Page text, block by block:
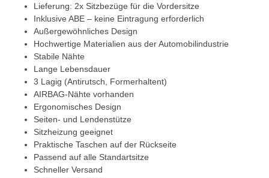
Lieferung: 2x Sitzbezüge für die Vordersitze
Inklusive ABE – keine Eintragung erforderlich
Außergewöhnliches Design
Hochwertige Materialien aus der Automobilindustrie
Stabile Nähte
Lange Lebensdauer
3 Lagig (Antirutsch, Formerhaltent)
AIRBAG-Nähte vorhanden
Ergonomisches Design
Seiten- und Lendenstütze
Sitzheizung geeignet
Praktische Taschen auf der Rückseite
Passend auf alle Standartsitze
Schneller Versand